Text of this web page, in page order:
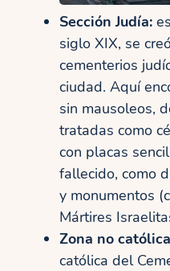
Sección Judía:
siglo XIX, se
cementerios
ciudad. Aquí
sin mausoleos,
tratadas como
con placas
fallecido, como
y monumentos
Mártires
Zona no
católica del